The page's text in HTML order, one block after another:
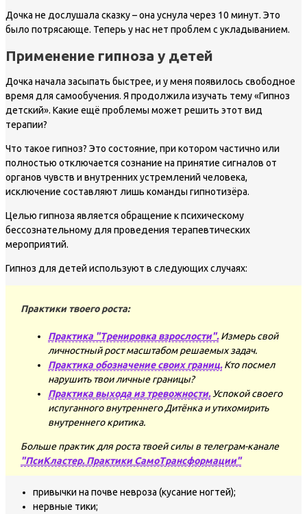
Дочка не дослушала сказку – она уснула через 10 минут. Это
было потрясающе. Теперь у нас нет проблем с укладыванием.
Применение гипноза у детей
Дочка начала засыпать быстрее, и у меня появилось свободное
время для самообучения. Я продолжила изучать тему «Гипноз
детский». Какие ещё проблемы может решить этот вид
терапии?
Что такое гипноз? Это состояние, при котором частично или
полностью отключается сознание на принятие сигналов от
органов чувств и внутренних устремлений человека,
исключение составляют лишь команды гипнотизёра.
Целью гипноза является обращение к психическому
бессознательному для проведения терапевтических
мероприятий.
Гипноз для детей используют в следующих случаях:
Практики твоего роста:
Практика "Тренировка взрослости".Измерь свой
личностный рост масштабом решаемых задач.
Практика обозначение своих границ.Кто посмел
нарушить твои личные границы?
Практика выхода из тревожности.Успокой своего
испуганного внутреннего Дитёнка и утихомирить
внутреннего критика.
Больше практик для роста твоей силы в телеграм-канале
"ПсиКластер. Практики СамоТрансформации"
привычки на почве невроза (кусание ногтей);
нервные тики;